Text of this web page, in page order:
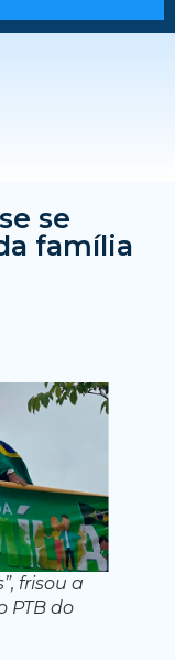
se
família
frisou a
PTB do